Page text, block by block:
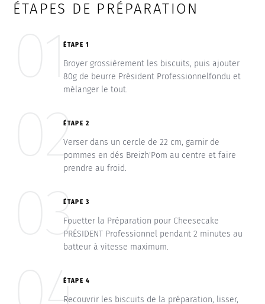
ÉTAPES DE PRÉPARATION
01ÉTAPE 1
Broyer grossièrement les biscuits, puis ajouter
80g de beurre Président Professionnelfondu et
mélanger le tout.
02ÉTAPE 2
Verser dans un cercle de 22 cm, garnir de
pommes en dés Breizh'Pom au centre et faire
prendre au froid.
03ÉTAPE 3
Fouetter la Préparation pour Cheesecake
PRÉSIDENT Professionnel pendant 2 minutes au
batteur à vitesse maximum.
ÉTAPE 4
Recouvrir les biscuits de la préparation, lisser,